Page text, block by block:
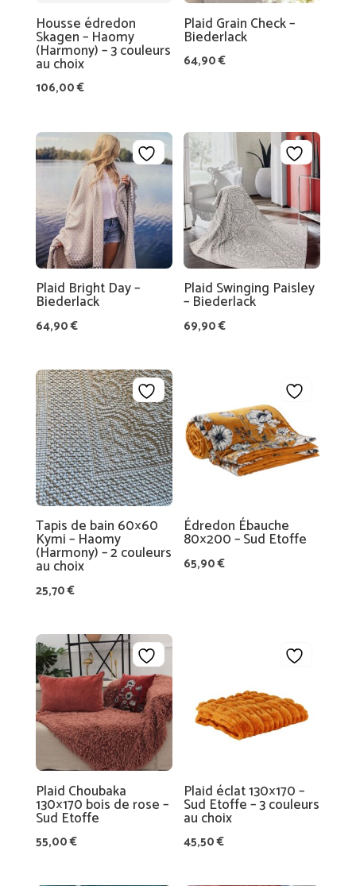
Housse édredon
Skagen – Haomy
(Harmony) – 3 couleurs
au choix
106,00€
Plaid Grain Check –
Biederlack
64,90€
Plaid Bright Day –
Biederlack
64,90€
Plaid Swinging Paisley
– Biederlack
69,90€
Tapis de bain 60×60
Kymi – Haomy
(Harmony) – 2 couleurs
au choix
25,70€
Édredon Ébauche
80×200 – Sud Etoffe
65,90€
Plaid Choubaka
130×170 bois de rose –
Sud Etoffe
55,00€
Plaid éclat 130×170 –
Sud Etoffe – 3 couleurs
au choix
45,50€